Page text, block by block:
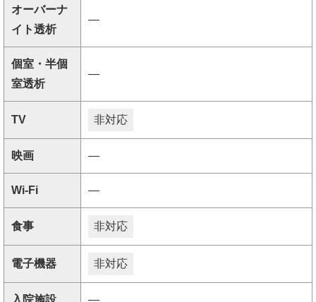
オーバーナ
イト透析
―
個室・半個
室透析
―
TV 非対応
映画 ―
Wi-Fi ―
食事 非対応
電子機器 非対応
入院施設 ―